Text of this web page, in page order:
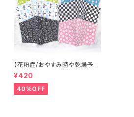
【花粉症/おやすみ時や乾燥予防
に】まめてぬぐいマスク
¥420
40%OFF